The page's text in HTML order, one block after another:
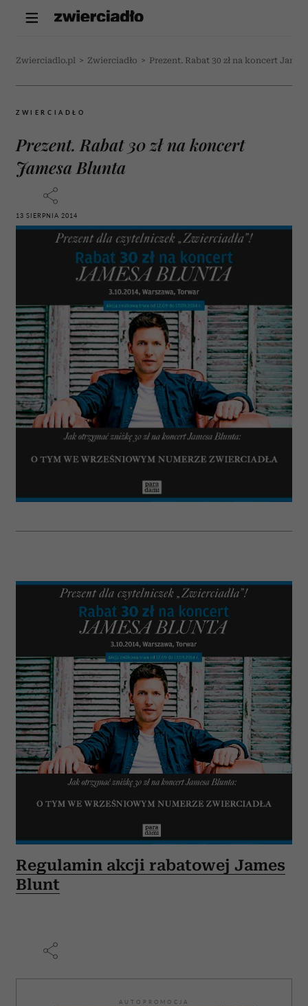
Zwierciadlo.pl > Zwierciadło > Prezent. Rabat 30 zł na koncert
ZWIERCIADŁO
Prezent. Rabat 30 zł na koncert
Jamesa Blunta
13 SIERPNIA 2014
Regulamin akcji rabatowej James
Blunt
AUTOPROMOCJA